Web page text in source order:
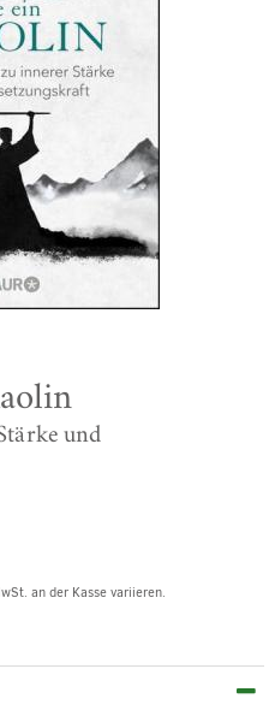
und
an der Kasse variieren.